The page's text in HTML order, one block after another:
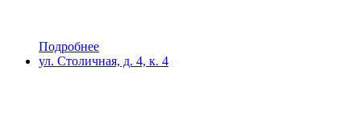
Подробнее
ул. Столичная, д. 4, к. 4